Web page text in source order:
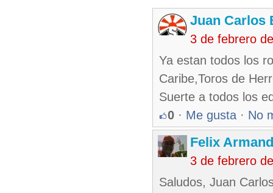
Juan Carlos
3 de febrero
Ya estan todos los
Caribe,Toros de
Suerte a todos los
0 · Me gusta · No
Felix
3 de febrero
Saludos, Juan